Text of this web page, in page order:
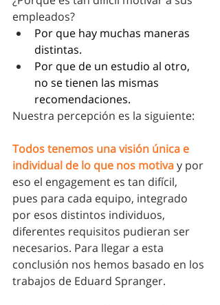
empleados?
Por que hay muchas maneras
distintas.
Por que de un estudio al otro,
no se tienen las mismas
recomendaciones.
Nuestra percepción es la siguiente:
Todos tenemos una visión única e
individual de lo que nos motiva y por
eso el engagement es tan difícil,
pues para cada equipo, integrado
por esos distintos individuos,
diferentes requisitos pudieran ser
necesarios. Para llegar a esta
conclusión nos hemos basado en los
trabajos de Eduard Spranger.